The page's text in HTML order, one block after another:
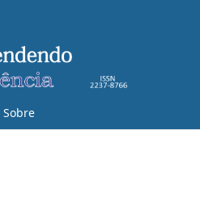
Sobre